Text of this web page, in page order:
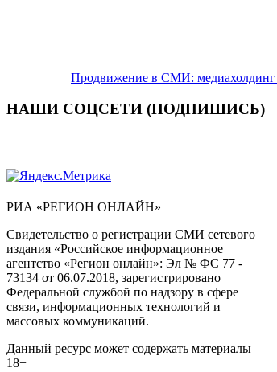
Продвижение в СМИ:
НАШИ СОЦСЕТИ (ПОДПИШИСЬ)
РИА «РЕГИОН ОНЛАЙН»
Свидетельство о регистрации СМИ сетевого
издания «Российское информационное
агентство «Регион онлайн»: Эл № ФС 77 -
73134 от 06.07.2018, зарегистрировано
Федеральной службой по надзору в сфере
связи, информационных технологий и
массовых коммуникаций.
Данный ресурс может содержать материалы
18+